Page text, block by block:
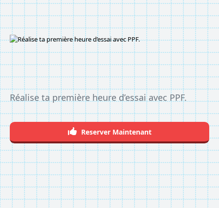
Réalise ta première heure d’essai avec PPF.
Reserver Maintenant